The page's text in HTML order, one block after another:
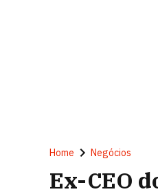
Home Negócios
Ex-CEO